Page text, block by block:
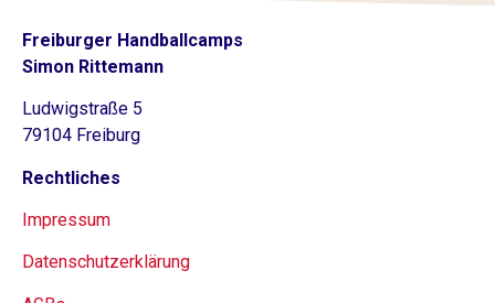
Freiburger Handballcamps
Simon Rittemann
Ludwigstraße 5
79104 Freiburg
Rechtliches
Impressum
Datenschutzerklärung